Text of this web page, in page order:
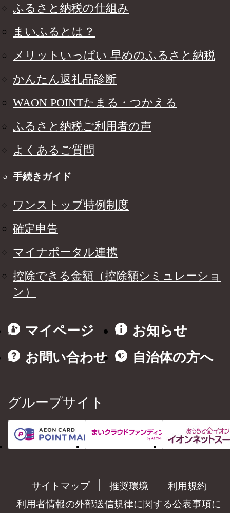
ふるさと納税の仕組み
まいふるとは？
メリットいっぱい 早めのふるさと納税
かんたん返礼品診断
WAON POINTたまる・つかえる
ふるさと納税ご利用者の声
よくあるご質問
手続きガイド
ワンストップ特例制度
確定申告
マイナポータル連携
控除できる金額（控除額シミュレーショ
ン）
マイページ
お知らせ
お問い合わせ
自治体の方へ
グループサイト
サイトマップ 推奨環境
利用規約
利用者情報の外部送信規律に関する公表事項に